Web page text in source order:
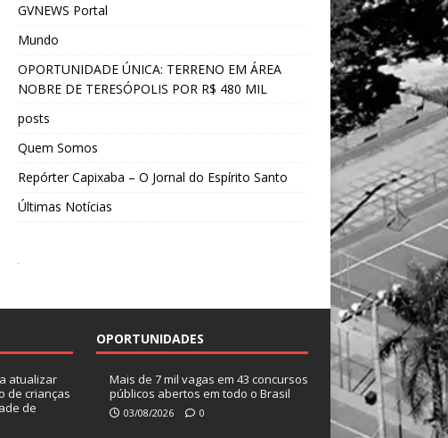
GVNEWS Portal
Mundo
OPORTUNIDADE ÚNICA: TERRENO EM ÁREA
NOBRE DE TERESÓPOLIS POR R$ 480 MIL
posts
Quem Somos
Repórter Capixaba – O Jornal do Espírito Santo
Últimas Notícias
atualizar
de crianças
de
OPORTUNIDADES
Mais de 7 mil vagas em 43 concursos
públicos abertos em todo o Brasil
03/08/2026 0